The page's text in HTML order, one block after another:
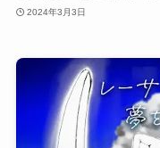
2024年3月3日